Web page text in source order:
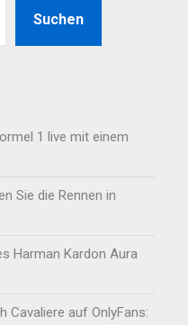
Suchen
1 live mit einem
Sie die Rennen in
Harman Kardon Aura
Cavaliere auf OnlyFans: